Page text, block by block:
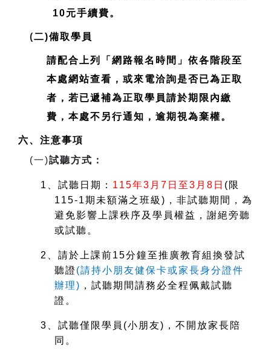
10元手續費。
(二)備取學員
請配合上列「網路報名時間」依各階段至
本處網站查看，或來電洽詢是否已為正取
者，若已遞補為正取學員請於期限內繳
費，本處不另行通知，逾期視為棄權。
六、注意事項
(一)試聽方式：
1 、試聽日期： 115年3月7日至3月8日 ( 限
115-1期未額滿之班級)，非試聽期間，為
避免影響上課秩序及學員權益，謝絕旁聽
或試聽。
2
、請於上課前15分鐘至推廣教育組換發試
聽證 (請持小朋友健保卡或家長身分證件
辦理) ，試聽期間請務必全程佩戴試聽
證。
3
、試聽僅限學員(小朋友)，不開放家長陪
同。